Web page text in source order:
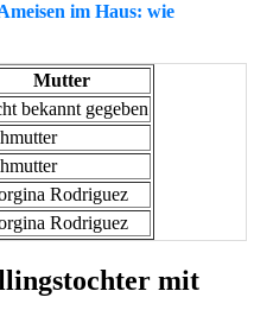
im Haus: wie
Mutter
bekannt gegeben
Rodriguez
Rodriguez
mit